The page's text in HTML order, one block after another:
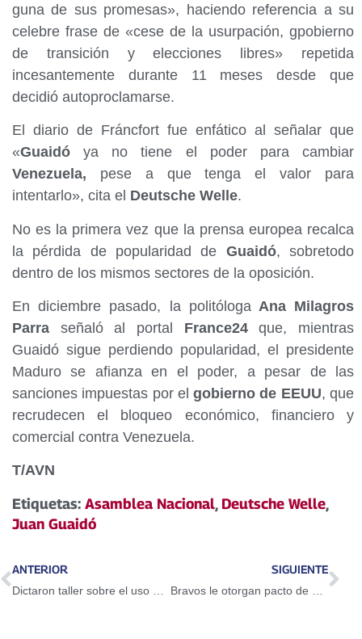
guna de sus promesas», haciendo referencia a su
celebre frase de «cese de la usurpación, gpobierno
de transición y elecciones libres» repetida
incesantemente durante 11 meses desde que
decidió autoproclamarse.
El diario de Fráncfort fue enfático al señalar que
«Guaidó ya no tiene el poder para cambiar
Venezuela, pese a que tenga el valor para
intentarlo», cita el Deutsche Welle.
No es la primera vez que la prensa europea recalca
la pérdida de popularidad de Guaidó, sobretodo
dentro de los mismos sectores de la oposición.
En diciembre pasado, la politólogaAna Milagros
Parra señaló al portal France24que, mientras
Guaidó sigue perdiendo popularidad, el presidente
Maduro se afianza en el poder, a pesar de las
sanciones impuestas por elgobierno de EEUU, que
recrudecen el bloqueo económico, financiero y
comercial contra Venezuela.
T/AVN
Etiquetas: Asamblea Nacional, Deutsche Welle,
Juan Guaidó
ANTERIOR SIGUIENTE